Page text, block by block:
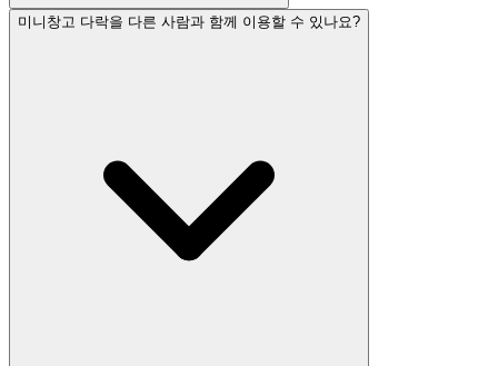
미니창고 다락을 다른 사람과 함께 이용할 수 있나요?